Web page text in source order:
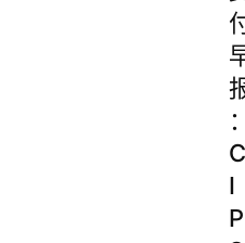
C
I
P